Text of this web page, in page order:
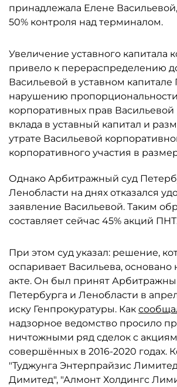
принадлежала Елене
50% контроля над терминалом.
Увеличение уставного капитала
привело к перераспределению
Васильевой в уставном капитале
нарушению
корпоративных прав Васильевой
вклада в уставный капитал и
утрате Васильевой
корпоративного участия в
Однако Арбитражный суд
Ленобласти на днях отказался
заявление Васильевой. Таким
составляет сейчас 45% акций
При этом суд указал: решение,
оспаривает Васильева, основано
акте. Он был принят
Петербурга и Ленобласти в
иску Генпрокуратуры. Как
надзорное ведомство просило
ничтожными ряд сделок с
совершённых в 2016-2020 годах.
"Туджунга Энтерпрайзис
Димитед", "Алмонт Холдингс